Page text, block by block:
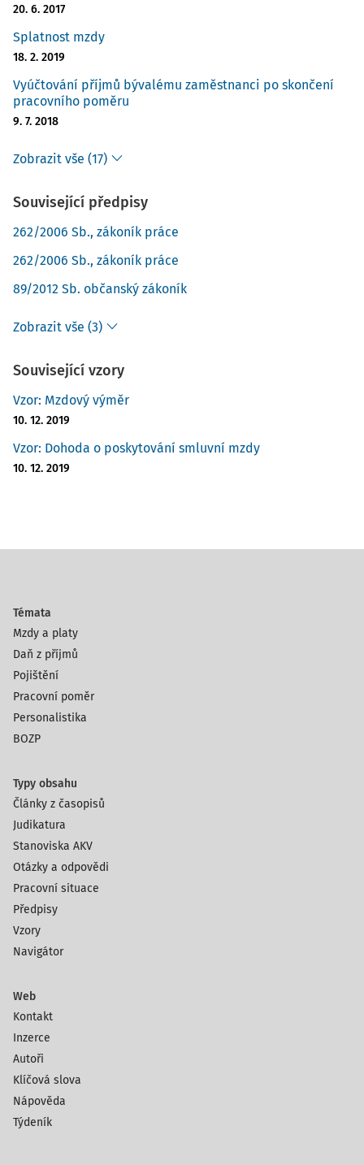
20. 6. 2017
Splatnost mzdy
18. 2. 2019
Vyúčtování příjmů bývalému zaměstnanci po skončení
pracovního poměru
9. 7. 2018
Zobrazit vše (17)
Související předpisy
262/2006 Sb., zákoník práce
262/2006 Sb., zákoník práce
89/2012 Sb. občanský zákoník
Zobrazit vše (3)
Související vzory
Vzor: Mzdový výměr
10. 12. 2019
Vzor: Dohoda o poskytování smluvní mzdy
10. 12. 2019
Témata
Mzdy a platy
Daň z příjmů
Pojištění
Pracovní poměr
Personalistika
BOZP
Typy obsahu
Články z časopisů
Judikatura
Stanoviska AKV
Otázky a odpovědi
Pracovní situace
Předpisy
Vzory
Navigátor
Web
Kontakt
Inzerce
Autoři
Klíčová slova
Nápověda
Týdeník